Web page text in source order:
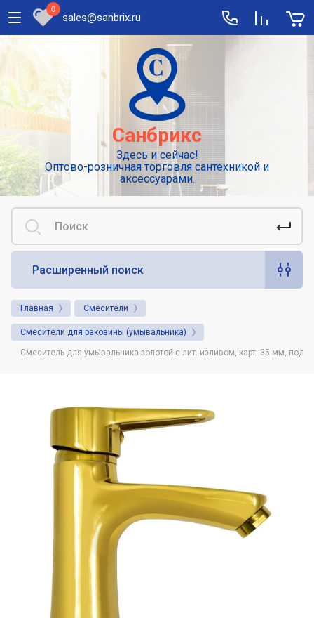
Полезная информация
Сушилки для рук
Высокоскоростные погружные сушилки
для рук
Смесители: виды и особенности
выбора
Сенсорные или автоматические
смесители
Диспенсеры для туалетной бумаги
Душевая система. Назначение и советы
по выбору.
Фены настенные: назначение, виды,
область использования
Что нужно знать о диспенсерах для
бумажных полотенец
Какая разница между расценками на
установку или демонтаж сушилок для
рук в сметах и в чём нюансы
Какие настенные фены предпочитают
гостиничные комплексы и спортивные
sales@sanbrix.ru
0
Санбрикс
Здесь и сейчас!
Оптово-розничная торговля сантехникой и
аксессуарами.
Расширенный поиск
Главная Смесители
Cмесители для раковины (умывальника)
Смеситель для умывальника золотой с лит. изливом, карт. 35 мм,